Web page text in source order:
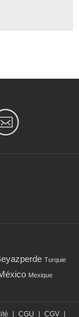
Turquie
Mexique
| CGU | CGV |